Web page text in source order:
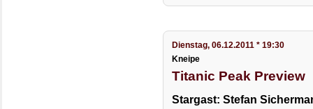
Dienstag, 06.12.2011 * 19:30
Kneipe
Titanic Peak Preview
Stargast: Stefan